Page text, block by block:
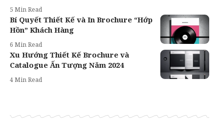
5 Min Read
Bí Quyết Thiết Kế và In Brochure “Hớp
Hồn” Khách Hàng
6 Min Read
Xu Hướng Thiết Kế Brochure và
Catalogue Ấn Tượng Năm 2024
4 Min Read